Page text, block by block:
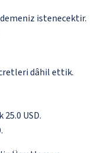
istenecektir.
dâhil ettik.
USD.